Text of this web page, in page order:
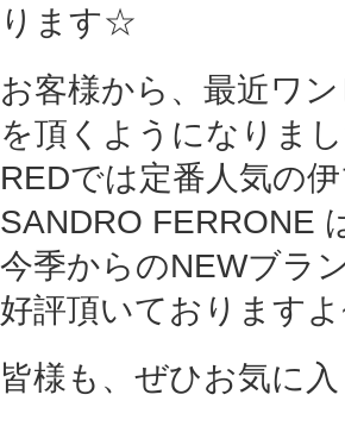
ります☆
お客様から、最近ワ
を頂くようになりま
REDでは定番人気の
SANDRO FERRONE
今季からのNEWブラ
好評頂いております
皆様も、ぜひお気に